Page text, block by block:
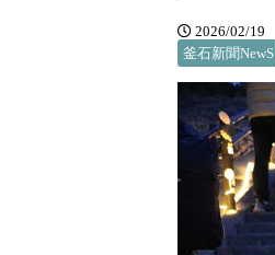
2026/02/19
釜石新聞NewS